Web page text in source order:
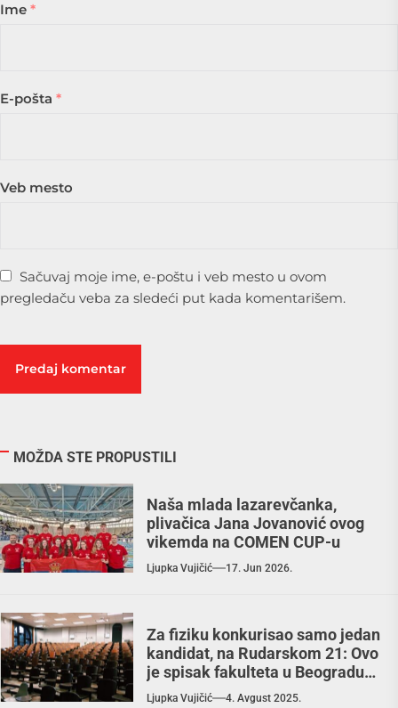
Ime *
E-pošta *
Veb mesto
Sačuvaj moje ime, e-poštu i veb mesto u ovom
pregledaču veba za sledeći put kada komentarišem.
MOŽDA STE PROPUSTILI
Naša mlada lazarevčanka,
plivačica Jana Jovanović ovog
vikemda na COMEN CUP-u
Ljupka Vujičić 17. Jun 2026.
Za fiziku konkurisao samo jedan
kandidat, na Rudarskom 21: Ovo
je spisak fakulteta u Beogradu
na kojima ima još mnogo
Ljupka Vujičić 4. Avgust 2025.